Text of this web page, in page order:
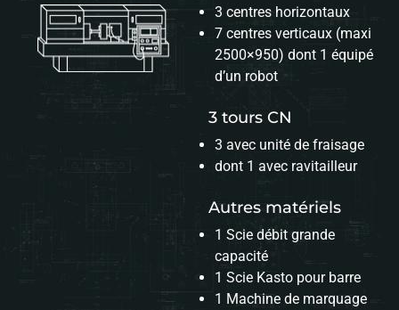
3 centres horizontaux
7 centres verticaux (maxi
2500×950) dont 1 équipé
d’un robot
3 tours CN
3 avec unité de fraisage
dont 1 avec ravitailleur
Autres matériels
1 Scie débit grande
capacité
1 Scie Kasto pour barre
1 Machine de marquage